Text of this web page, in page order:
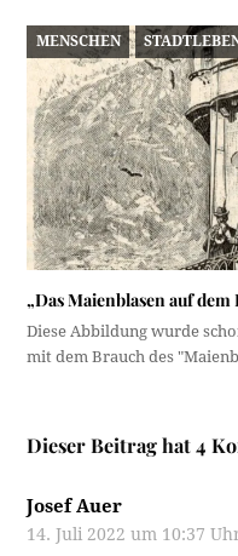
MENSCHEN
„Das Maienblasen auf
Diese Abbildung wurde
mit dem Brauch des
Dieser Beitrag hat 4
Josef Auer
14. Juli 2022 um 10:37